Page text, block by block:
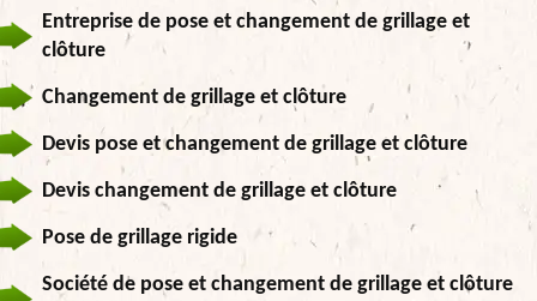
Entreprise de pose et changement de grillage et
clôture
Changement de grillage et clôture
Devis pose et changement de grillage et clôture
Devis changement de grillage et clôture
Pose de grillage rigide
Société de pose et changement de grillage et clôture